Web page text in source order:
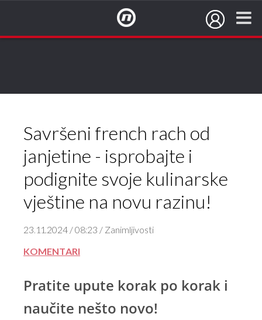
Savršeni french rach od
janjetine - isprobajte i
podignite svoje kulinarske
vještine na novu razinu!
23.11.2024 / 08:23 / Zanimljivosti
KOMENTARI
Pratite upute korak po korak i
naučite nešto novo!